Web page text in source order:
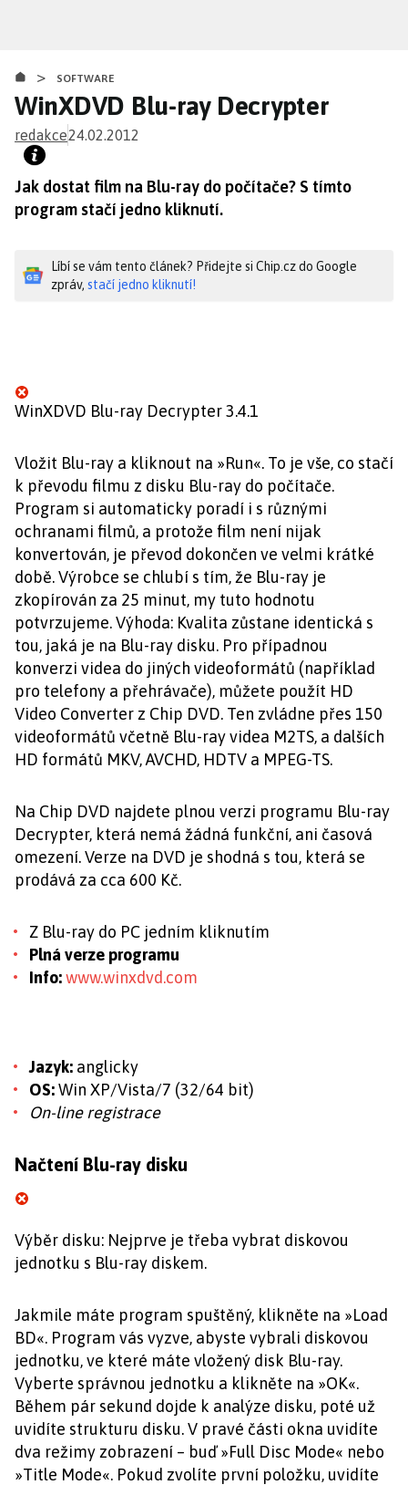
obsahu
> SOFTWARE
WinXDVD Blu-ray Decrypter
redakce24.02.2012
Jak dostat film na Blu-ray do počítače? S tímto
program stačí jedno kliknutí.
Líbí se vám tento článek? Přidejte si Chip.cz do Google
zpráv, stačí jedno kliknutí!
WinXDVD Blu-ray Decrypter 3.4.1
Vložit Blu-ray a kliknout na »Run«. To je vše, co stačí
k převodu filmu z disku Blu-ray do počítače.
Program si automaticky poradí i s různými
ochranami filmů, a protože film není nijak
konvertován, je převod dokončen ve velmi krátké
době. Výrobce se chlubí s tím, že Blu-ray je
zkopírován za 25 minut, my tuto hodnotu
potvrzujeme. Výhoda: Kvalita zůstane identická s
tou, jaká je na Blu-ray disku. Pro případnou
konverzi videa do jiných videoformátů (například
pro telefony a přehrávače), můžete použít HD
Video Converter z Chip DVD. Ten zvládne přes 150
videoformátů včetně Blu-ray videa M2TS, a dalších
HD formátů MKV, AVCHD, HDTV a MPEG-TS.
Na Chip DVD najdete plnou verzi programu Blu-ray
Decrypter, která nemá žádná funkční, ani časová
omezení. Verze na DVD je shodná s tou, která se
prodává za cca 600 Kč.
Z Blu-ray do PC jedním kliknutím
Plná verze programu
Info:www.winxdvd.com
Jazyk: anglicky
OS:Win XP/Vista/7 (32/64 bit)
On-line registrace
Načtení Blu-ray disku
Výběr disku: Nejprve je třeba vybrat diskovou
jednotku s Blu-ray diskem.
Jakmile máte program spuštěný, klikněte na »Load
BD«. Program vás vyzve, abyste vybrali diskovou
jednotku, ve které máte vložený disk Blu-ray.
Vyberte správnou jednotku a klikněte na »OK«.
Během pár sekund dojde k analýze disku, poté už
uvidíte strukturu disku. V pravé části okna uvidíte
dva režimy zobrazení – buď »Full Disc Mode« nebo
»Title Mode«. Pokud zvolíte první položku, uvidíte